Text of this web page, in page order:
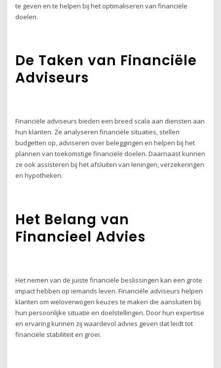
te geven en te helpen bij het optimaliseren van financiële
doelen.
De Taken van Financiële
Adviseurs
Financiële adviseurs bieden een breed scala aan diensten aan
hun klanten. Ze analyseren financiële situaties, stellen
budgetten op, adviseren over beleggingen en helpen bij het
plannen van toekomstige financiële doelen. Daarnaast kunnen
ze ook assisteren bij het afsluiten van leningen, verzekeringen
en hypotheken.
Het Belang van
Financieel Advies
Het nemen van de juiste financiële beslissingen kan een grote
impact hebben op iemands leven. Financiële adviseurs helpen
klanten om weloverwogen keuzes te maken die aansluiten bij
hun persoonlijke situatie en doelstellingen. Door hun expertise
en ervaring kunnen zij waardevol advies geven dat leidt tot
financiële stabiliteit en groei.